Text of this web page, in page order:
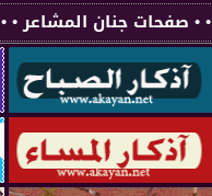
• • صفحات جنان المشاعر • •